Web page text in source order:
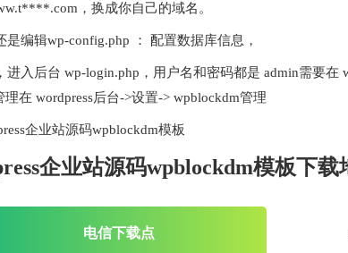
，换成你自己的域名。
是编辑wp-config.php ： 配置数据库信息，
进入后台 wp-login.php，用户名和密码都是 admin需要在
理在 wordpress后台->设置-> wpblockdm管理
企业站源码wpblockdm模板下载
电信下载点